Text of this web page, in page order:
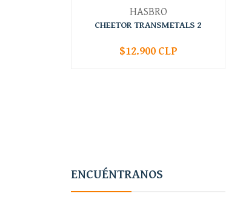
HASBRO
CHEETOR TRANSMETALS 2
+
$12.900 CLP
ENCUÉNTRANOS